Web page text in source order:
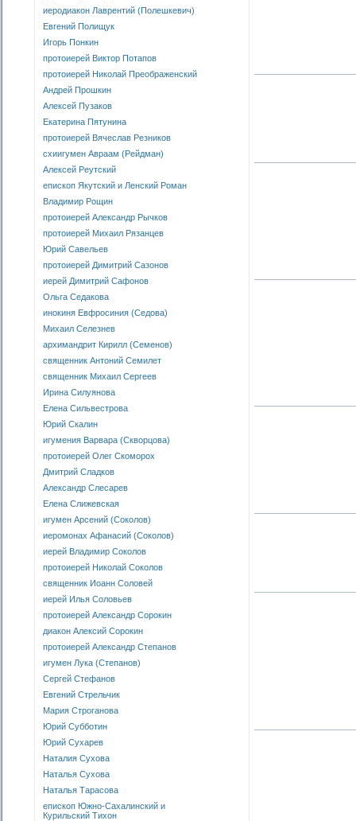
иеродиакон Лаврентий (Полешкевич)
Евгений Полищук
Игорь Понкин
протоиерей Виктор Потапов
протоиерей Николай Преображенский
Андрей Прошкин
Алексей Пузаков
Екатерина Пятунина
протоиерей Вячеслав Резников
схиигумен Авраам (Рейдман)
Алексей Реутский
епископ Якутский и Ленский Роман
Владимир Рощин
протоиерей Александр Рычков
протоиерей Михаил Рязанцев
Юрий Савельев
протоиерей Димитрий Сазонов
иерей Димитрий Сафонов
Ольга Седакова
инокиня Евфросиния (Седова)
Михаил Селезнев
архимандрит Кирилл (Семенов)
священник Антоний Семилет
священник Михаил Сергеев
Ирина Силуянова
Елена Сильвестрова
Юрий Скалин
игумения Варвара (Скворцова)
протоиерей Олег Скоморох
Дмитрий Сладков
Александр Слесарев
Елена Слижевская
игумен Арсений (Соколов)
иеромонах Афанасий (Соколов)
иерей Владимир Соколов
протоиерей Николай Соколов
священник Иоанн Соловей
иерей Илья Соловьев
протоиерей Александр Сорокин
диакон Алексий Сорокин
протоиерей Александр Степанов
игумен Лука (Степанов)
Сергей Стефанов
Евгений Стрельчик
Мария Строганова
Юрий Субботин
Юрий Сухарев
Наталия Сухова
Наталья Сухова
Наталья Тарасова
епископ Южно-Сахалинский и
Курильский Тихон